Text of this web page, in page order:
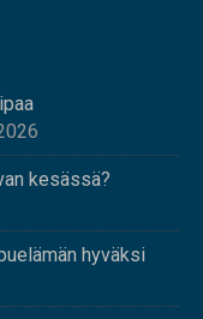
kesässä?
hyväksi